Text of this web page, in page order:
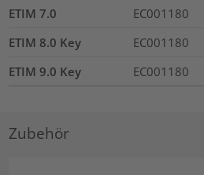
ETIM 7.0
EC001180
ETIM 8.0 Key
EC001180
ETIM 9.0 Key
EC001180
Zubehör